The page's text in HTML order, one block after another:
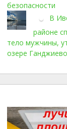
безопасности
В
районе
тело мужчины,
озере Ганджиево